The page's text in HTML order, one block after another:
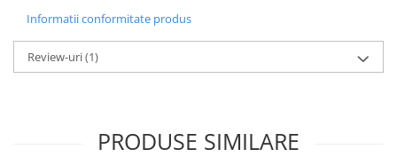
Informatii conformitate produs
Review-uri(1)
PRODUSE SIMILARE